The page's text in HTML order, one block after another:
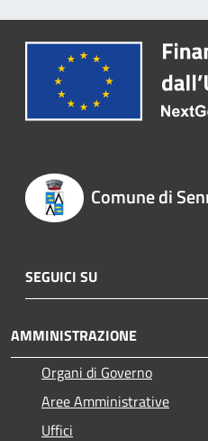
Comune di
SEGUICI SU
AMMINISTRAZIONE
Organi di Governo
Aree Amministrative
Uffici